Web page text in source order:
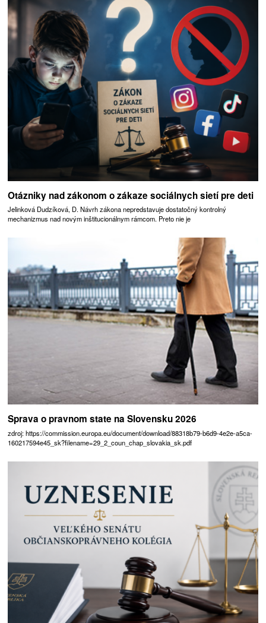
Otázniky nad zákonom o zákaze sociálnych sietí pre deti
Jelinková Dudzíková, D. Návrh zákona nepredstavuje dostatočný kontrolný
mechanizmus nad novým inštitucionálnym rámcom. Preto nie je
Sprava o pravnom state na Slovensku 2026
zdroj: https://commission.europa.eu/document/download/88318b79-b6d9-4e2e-a5ca-
160217594e45_sk?filename=29_2_coun_chap_slovakia_sk.pdf